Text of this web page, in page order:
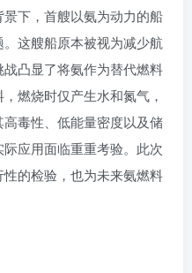
下，首艘以氨为动力的船
这艘船原本被视为减少航
凸显了将氨作为替代燃料
燃烧时仅产生水和氮气，
毒性、低能量密度以及储
应用面临重重考验。此次
的检验，也为未来氨燃料